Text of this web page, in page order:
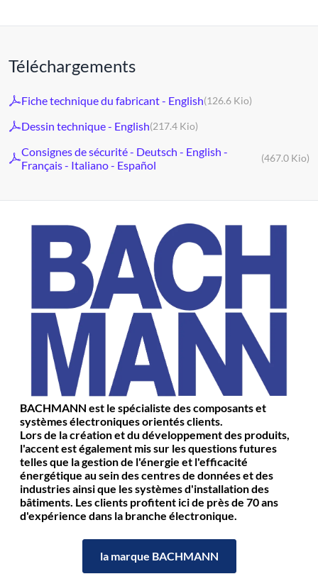
Téléchargements
Fiche technique du fabricant - English(126.6 Kio)
Dessin technique - English(217.4 Kio)
Consignes de sécurité - Deutsch - English -
Français - Italiano - Español
(467.0 Kio)
BACHMANN est le spécialiste des composants et
systèmes électroniques orientés clients.
Lors de la création et du développement des produits,
l'accent est également mis sur les questions futures
telles que la gestion de l'énergie et l'efficacité
énergétique au sein des centres de données et des
industries ainsi que les systèmes d'installation des
bâtiments. Les clients profitent ici de près de 70 ans
d'expérience dans la branche électronique.
la marque BACHMANN